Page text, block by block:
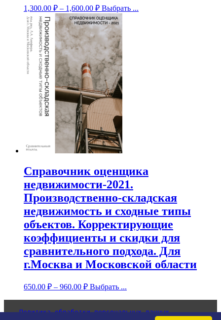
1,300.00 ₽ – 1,600.00 ₽ Выбрать ...
Справочник оценщика
недвижимости-2021.
Производственно-складская
недвижимость и сходные типы
объектов. Корректирующие
коэффициенты и скидки для
сравнительного подхода. Для
г.Москва и Московской области
650.00 ₽ – 960.00 ₽ Выбрать ...
Политика обработки персональных данных